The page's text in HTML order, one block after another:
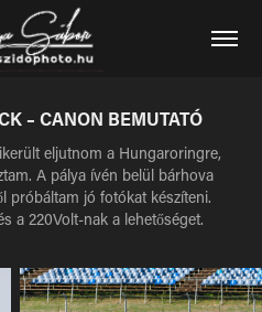
– CANON BEMUTATÓ
eljutnom a Hungaroringre,
A pálya ívén belül bárhova
próbáltam jó fotókat készíteni.
a 220Volt-nak a lehetőséget.